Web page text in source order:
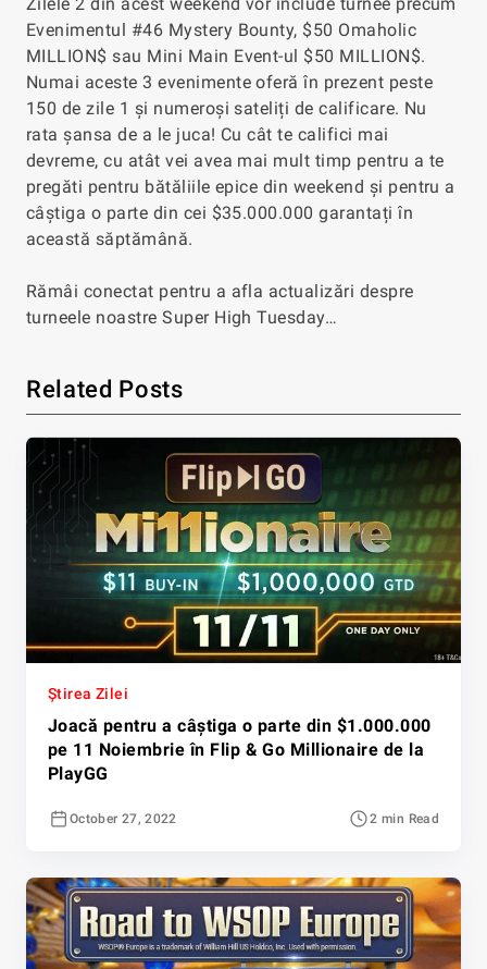
Zilele 2 din acest weekend vor include turnee precum
Evenimentul #46 Mystery Bounty, $50 Omaholic
MILLION$ sau Mini Main Event-ul $50 MILLION$.
Numai aceste 3 evenimente oferă în prezent peste
150 de zile 1 și numeroși sateliți de calificare. Nu
rata șansa de a le juca! Cu cât te califici mai
devreme, cu atât vei avea mai mult timp pentru a te
pregăti pentru bătăliile epice din weekend și pentru a
câștiga o parte din cei $35.000.000 garantați în
această săptămână.
Rămâi conectat pentru a afla actualizări despre
turneele noastre Super High Tuesday…
Related Posts
Știrea Zilei
Joacă pentru a câștiga o parte din $1.000.000
pe 11 Noiembrie în Flip & Go Millionaire de la
PlayGG
October 27, 2022 2 min Read